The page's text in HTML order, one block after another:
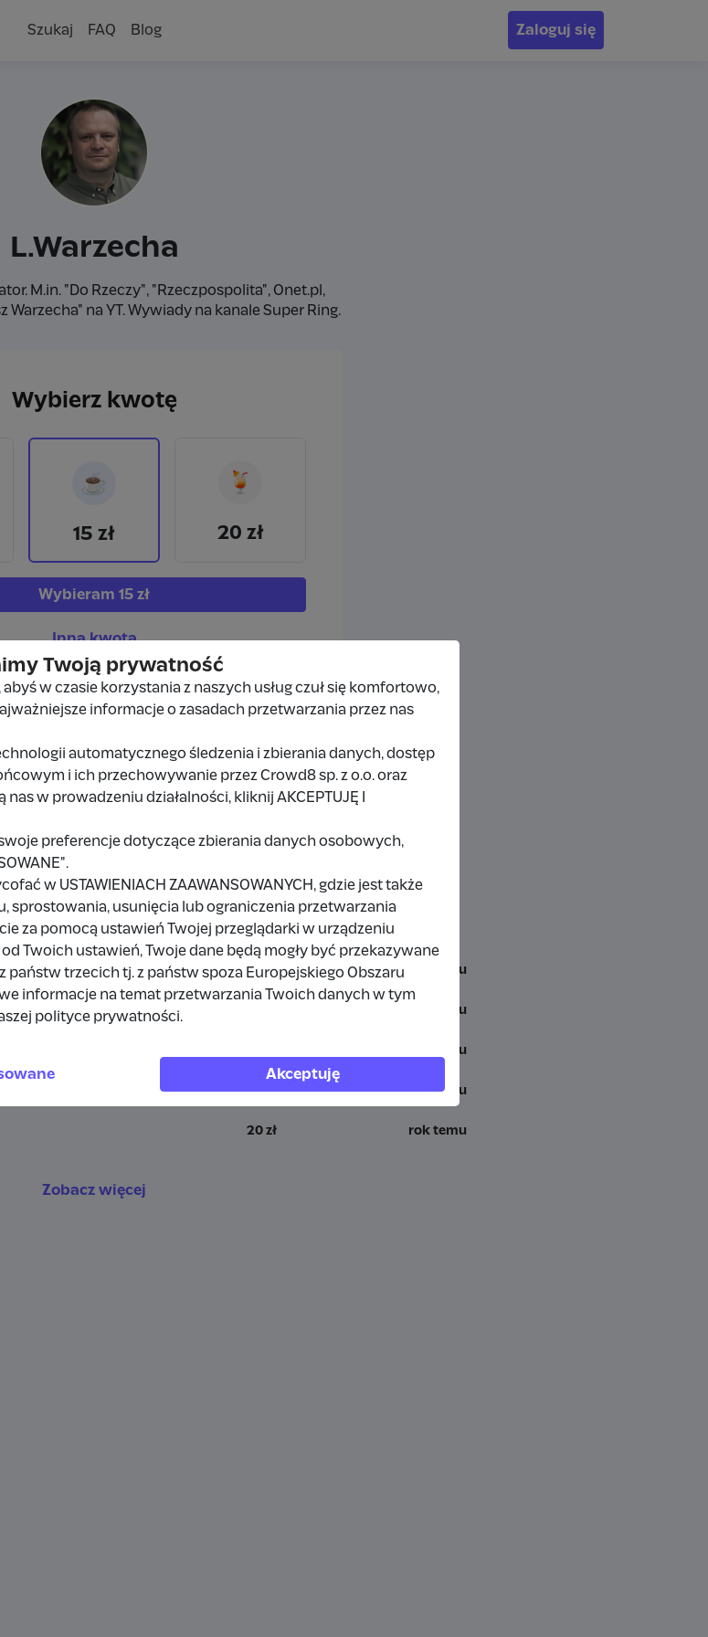
Szukaj FAQ Blog Zaloguj się
L.Warzecha
M.in. "Do Rzeczy", "Rzeczpospolita", Onet.pl,
Warzecha" na YT. Wywiady na kanale Super Ring.
Wybierz kwotę
☕
15 zł
🍹
20 zł
Wybieram 15 zł
Inna kwota
Udostępnij Zgłoś
20 zł 10 miesięcy temu
rok temu
rok temu
15 zł rok temu
20 zł rok temu
Zobacz więcej
Twoją prywatność
w czasie korzystania z naszych usług czuł się komfortowo,
informacje o zasadach przetwarzania przez nas
automatycznego śledzenia i zbierania danych, dostęp
i ich przechowywanie przez Crowd8 sp. z o.o. oraz
w prowadzeniu działalności, kliknij AKCEPTUJĘ I
preferencje dotyczące zbierania danych osobowych,
w USTAWIENIACH ZAAWANSOWANYCH, gdzie jest także
sprostowania, usunięcia lub ograniczenia przetwarzania
za pomocą ustawień Twojej przeglądarki w urządzeniu
Twoich ustawień, Twoje dane będą mogły być przekazywane
trzecich tj. z państw spoza Europejskiego Obszaru
informacje na temat przetwarzania Twoich danych w tym
polityce prywatności.
Akceptuję